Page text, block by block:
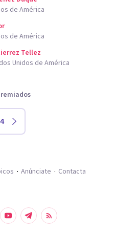
de América
de América
Tellez
Unidos de América
Anúnciate Contacta